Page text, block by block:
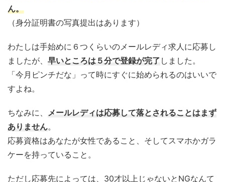
ん。
（身分証明書の写真提出はあります）
わたしは手始めに６つくらいのメールレディ求人に応募し
ましたが、 早いところは５分で登録が完了 しました。
「今月ピンチだな」って時にすぐに始められるのはいいで
すよね。
ちなみに、 メールレディは応募して落とされることはまず
ありません。
応募資格はあなたが女性であること、そしてスマホかガラ
ケーを持っていること。
ただし応募先によっては、30才以上じゃないとNGなんて